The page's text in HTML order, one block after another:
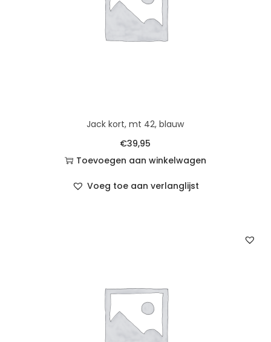
Jack kort, mt 42, blauw
€39,95
Toevoegen aan winkelwagen
Voeg toe aan verlanglijst